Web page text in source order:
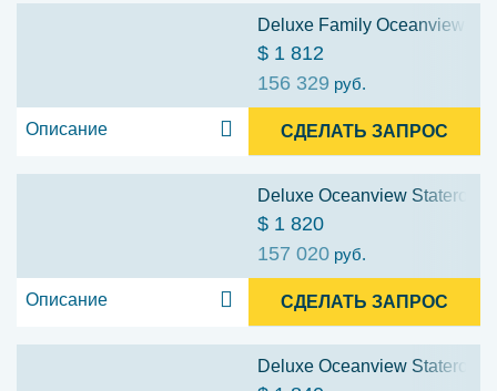
Deluxe Family Oceanview
$ 1 812
156 329 руб.
Описание СДЕЛАТЬ ЗАПРОС
Deluxe Oceanview
$ 1 820
157 020 руб.
Описание СДЕЛАТЬ ЗАПРОС
Deluxe Oceanview